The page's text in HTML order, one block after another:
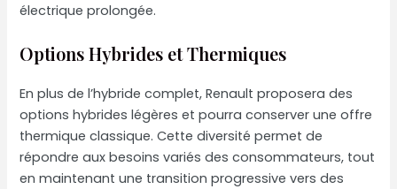
électrique prolongée.
Options Hybrides et Thermiques
En plus de l’hybride complet, Renault proposera des
options hybrides légères et pourra conserver une offre
thermique classique. Cette diversité permet de
répondre aux besoins variés des consommateurs, tout
en maintenant une transition progressive vers des